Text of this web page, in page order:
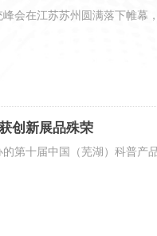
会在江苏苏州圆满落下帷幕
创新展品殊荣
第十届中国（芜湖）科普